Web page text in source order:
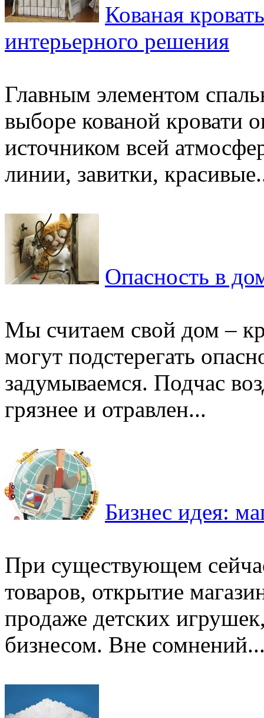
Кованая
интерьерного решения
Главным элементом
выборе кованой кровати
источником всей
линии, завитки,
Опасность в
Мы считаем свой дом –
могут подстерегать
задумываемся. Подчас
грязнее и отравлен...
Бизнес идея:
При существующем
товаров, открытие
продаже детских
бизнесом. Вне